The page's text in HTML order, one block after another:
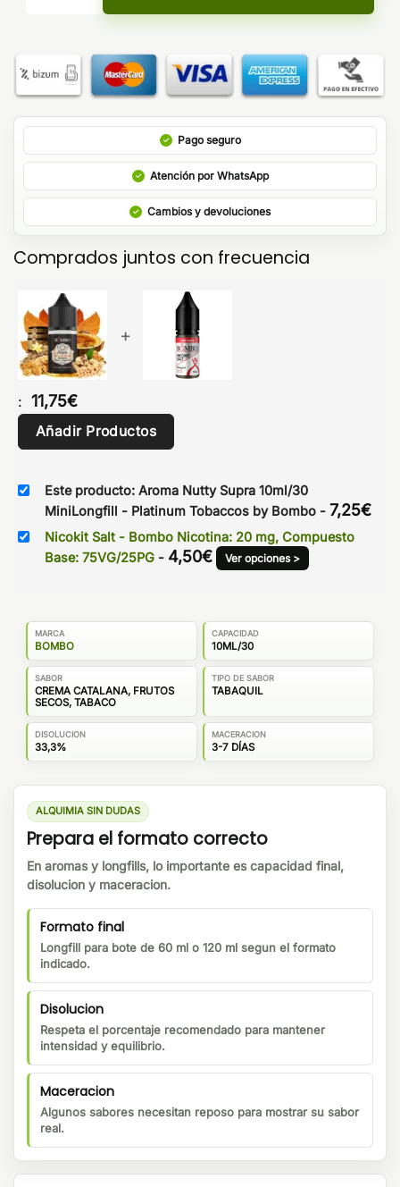
Pago seguro
Atención por WhatsApp
Cambios y devoluciones
Comprados juntos con frecuencia
+
: 11,75€
Añadir Productos
Este producto: Aroma Nutty Supra 10ml/30
MiniLongfill - Platinum Tobaccos by Bombo - 7,25€
Nicokit Salt - Bombo Nicotina: 20 mg, Compuesto
Base: 75VG/25PG - 4,50€ Ver opciones >
MARCA
BOMBO
CAPACIDAD
10ML/30
SABOR
CREMA CATALANA, FRUTOS
SECOS, TABACO
TIPO DE SABOR
TABAQUIL
DISOLUCION
33,3%
MACERACION
3-7 DÍAS
ALQUIMIA SIN DUDAS
Prepara el formato correcto
En aromas y longfills, lo importante es capacidad final,
disolucion y maceracion.
Formato final
Longfill para bote de 60 ml o 120 ml segun el formato
indicado.
Disolucion
Respeta el porcentaje recomendado para mantener
intensidad y equilibrio.
Maceracion
Algunos sabores necesitan reposo para mostrar su sabor
real.